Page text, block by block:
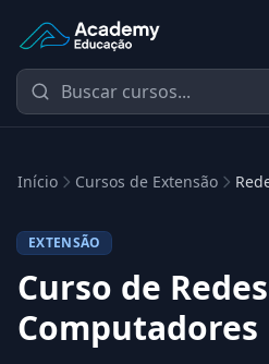
Academy Extensão
Início Cursos de Extensão
EXTENSÃO
Curso de
Computadores